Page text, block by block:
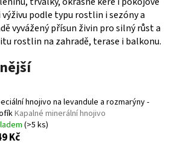
podle typu rostlin i sezóny a
vyvážený přísun živin pro silný růst a
rostlin na zahradě, terase i balkonu.
hnojivo na levandule a rozmarýny -
Kapalné minerální hnojivo
(>5 ks)
Kč